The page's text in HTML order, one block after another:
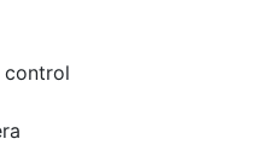
control